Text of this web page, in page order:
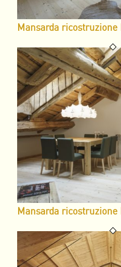
Mansarda ricostruzione I
Mansarda ricostruzione II